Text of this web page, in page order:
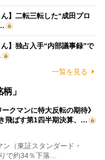
】二転三転した“成田プロ
】独占入手“内部議事録”で
一覧を見る
」
ークマンに特大反転の期待》
飛ばす第1四半期決算、…
（東証スタンダード・
で約34％下落…